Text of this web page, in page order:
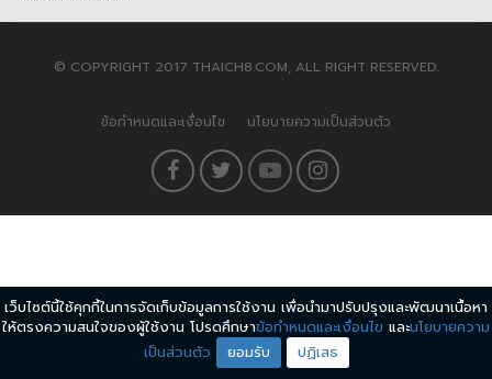
© COPYRIGHT 2017 THAICH8.COM, ALL RIGHT RESERVED.
ข้อกำหนดและเงื่อนไข นโยบายความเป็นส่วนตัว
เว็บไซต์นี้ใช้คุกกี้ในการจัดเก็บข้อมูลการใช้งาน เพื่อนำมาปรับปรุงและพัฒนาเนื้อหา
ให้ตรงความสนใจของผู้ใช้งาน โปรดศึกษาข้อกำหนดและเงื่อนไข และนโยบายความ
เป็นส่วนตัว
ยอมรับ ปฏิเสธ